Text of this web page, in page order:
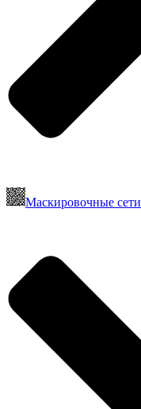
Маскировочные сети